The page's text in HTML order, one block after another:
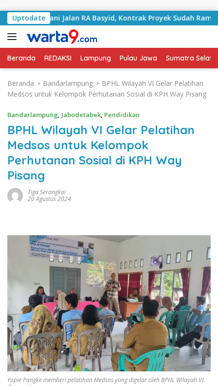
Uptodate
Jalan RA Basyid, Kontrak Proyek Sudah Rampung
Beranda REDAKSI Lampung Pulau Jawa Sumatra
Beranda Bandarlampung
BPHL Wilayah VI Gelar Pelatihan
Medsos untuk Kelompok Perhutanan Sosial di KPH Way Pisang
Bandarlampung, Jabodetabek, Pendidikan
BPHL Wilayah VI Gelar Pelatihan
Medsos untuk Kelompok
Perhutanan Sosial di KPH Way
Pisang
Tiga Serangkai
20 Agustus 2024
Yopie Pangke memberi pelatihan Medsos yang digelar oleh BPHL Wilayah VI.